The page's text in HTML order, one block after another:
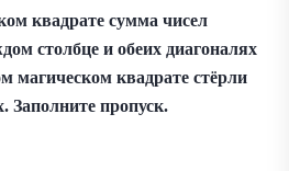
квадрате сумма чисел
столбце и обеих диагоналях
магическом квадрате стёрли
Заполните пропуск.